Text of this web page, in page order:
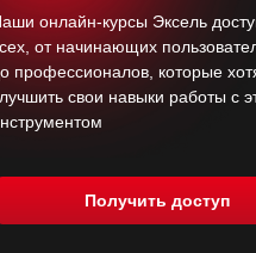
онлайн-курсы Эксель
от начинающих
профессионалов, которые
свои навыки работы с
Получить доступ